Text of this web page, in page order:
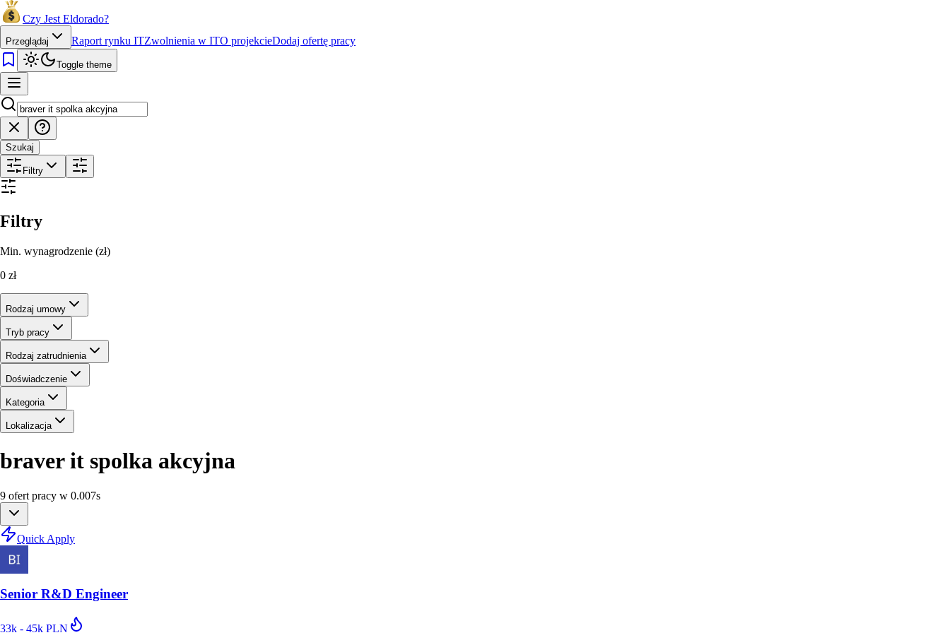
Czy Jest Eldorado?
Przeglądaj Raport rynku ITZwolnienia w ITO projekcieDodaj ofertę pracy
Toggle theme
Szukaj
Filtry
Filtry
Min. wynagrodzenie (zł)
0 zł
Rodzaj umowy
Tryb pracy
Rodzaj zatrudnienia
Doświadczenie
Kategoria
Lokalizacja
braver it spolka akcyjna
9 ofert pracy w 0.007s
Quick Apply
Senior R&D Engineer
33k - 45k PLN